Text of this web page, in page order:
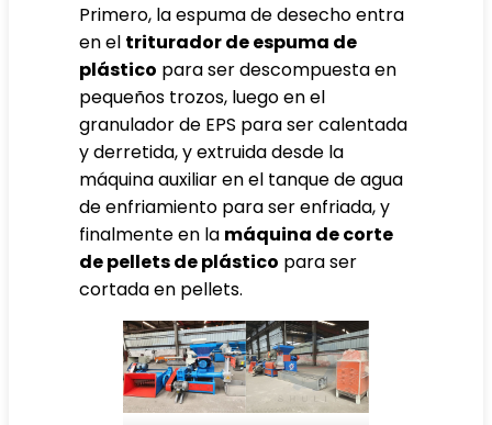
Primero, la espuma de desecho entra
en el triturador de espuma de
plástico para ser descompuesta en
pequeños trozos, luego en el
granulador de EPS para ser calentada
y derretida, y extruida desde la
máquina auxiliar en el tanque de agua
de enfriamiento para ser enfriada, y
finalmente en la máquina de corte
de pellets de plástico para ser
cortada en pellets.